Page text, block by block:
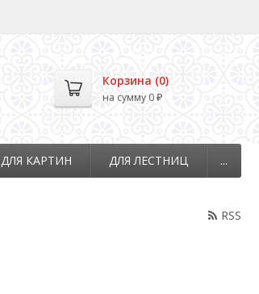
Корзина (0)
на сумму 0 ₽
ДЛЯ КАРТИН ДЛЯ ЛЕСТНИЦ ...
RSS